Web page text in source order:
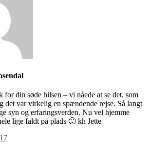
for din søde hilsen – vi nåede at se det, som
det var virkelig en spændende rejse. Så langt
syn og erfaringsverden. Nu vel hjemme
lige faldt på plads 🙂 kh Jette